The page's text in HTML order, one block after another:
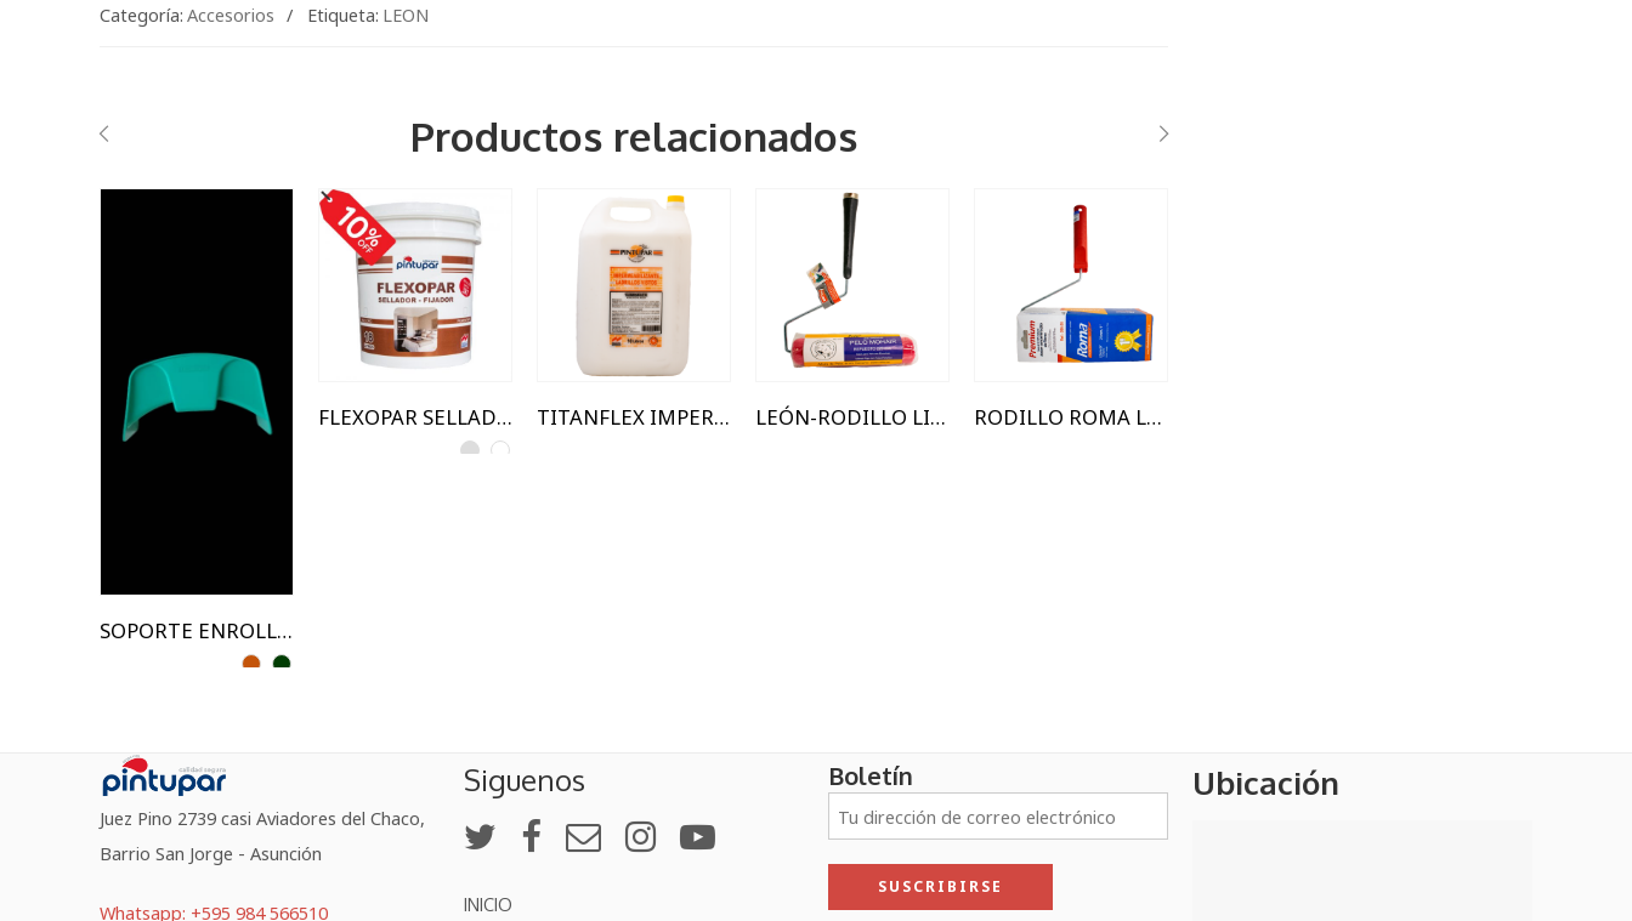
Categoría: Accesorios Etiqueta: LEON
Productos relacionados
SOPORTE ENROLLADOR DE MANGUERA PARA PARED
1 Lts
18 Lts
3.6 Lts
5 Lts
FLEXOPAR SELLADOR ACRILICO
10 Lts
5 Lts
TITANFLEX IMPERMEABILIZANTE ACRIL LEÓN-RODILLO LINEA GOLD RODILLO ROMA LANA NATURAL C/SOPORTE
Juez Pino 2739 casi Aviadores del Chaco,
Barrio San Jorge - Asunción
Whatsapp: +595 984 566510
Siguenos
INICIO
Boletín Ubicación